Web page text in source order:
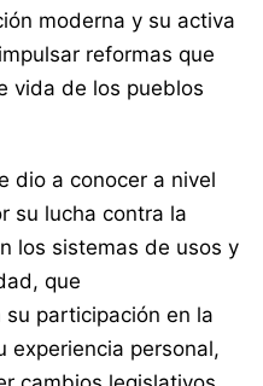
moderna y su activa
reformas que
vida de los pueblos
dio a conocer a nivel
su lucha contra la
los sistemas de usos y
que
participación en la
experiencia personal,